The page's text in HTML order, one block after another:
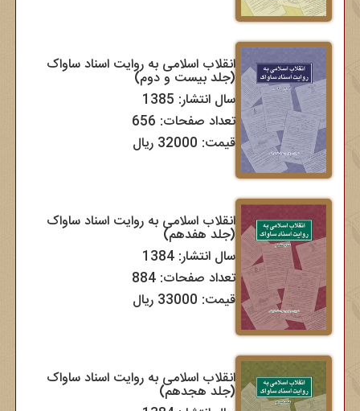
انقلاب اسلامی به روایت اسناد ساواک
(جلد بیست و دوم)
سال انتشار: 1385
تعداد صفحات: 656
قیمت: 32000 ریال
انقلاب اسلامی به روایت اسناد ساواک
(جلد هفدهم)
سال انتشار: 1384
تعداد صفحات: 884
قیمت: 33000 ریال
انقلاب اسلامی به روایت اسناد ساواک
(جلد هجدهم)